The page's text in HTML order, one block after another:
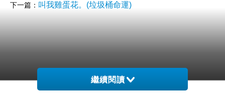
下一篇： 叫我雞蛋花。(垃圾桶命運)
繼續閱讀